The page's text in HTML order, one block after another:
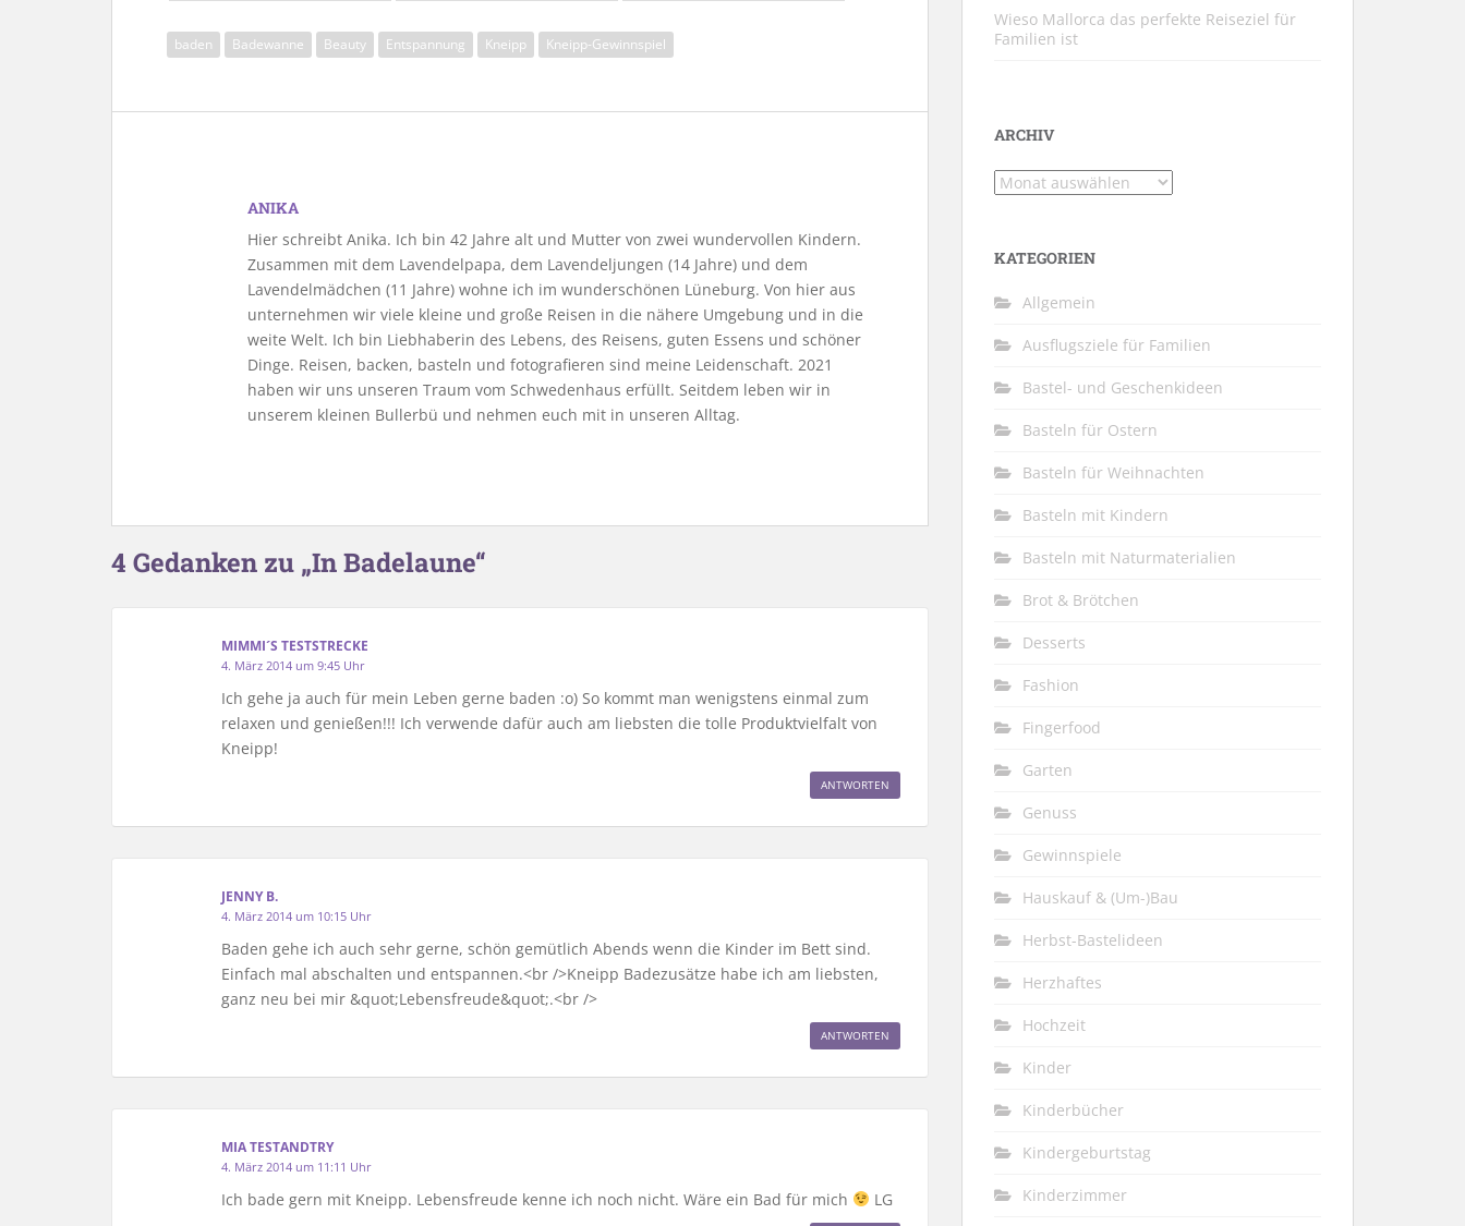
baden Badewanne Beauty Entspannung Kneipp Kneipp-Gewinnspiel
ANIKA
Hier schreibt Anika. Ich bin 42 Jahre alt und Mutter von zwei wundervollen Kindern.
Zusammen mit dem Lavendelpapa, dem Lavendeljungen (14 Jahre) und dem
Lavendelmädchen (11 Jahre) wohne ich im wunderschönen Lüneburg. Von hier aus
unternehmen wir viele kleine und große Reisen in die nähere Umgebung und in die
weite Welt. Ich bin Liebhaberin des Lebens, des Reisens, guten Essens und schöner
Dinge. Reisen, backen, basteln und fotografieren sind meine Leidenschaft. 2021
haben wir uns unseren Traum vom Schwedenhaus erfüllt. Seitdem leben wir in
unserem kleinen Bullerbü und nehmen euch mit in unseren Alltag.
4 Gedanken zu „In Badelaune“
MIMMI´S TESTSTRECKE
4. März 2014 um 9:45 Uhr
Ich gehe ja auch für mein Leben gerne baden :o) So kommt man wenigstens einmal zum
relaxen und genießen!!! Ich verwende dafür auch am liebsten die tolle Produktvielfalt von
Kneipp!
ANTWORTEN
JENNY B.
4. März 2014 um 10:15 Uhr
Baden gehe ich auch sehr gerne, schön gemütlich Abends wenn die Kinder im Bett sind.
Einfach mal abschalten und entspannen.<br />Kneipp Badezusätze habe ich am liebsten,
ganz neu bei mir &quot;Lebensfreude&quot;.<br />
ANTWORTEN
MIA TESTANDTRY
4. März 2014 um 11:11 Uhr
Ich bade gern mit Kneipp. Lebensfreude kenne ich noch nicht. Wäre ein Bad für mich LG
Wieso Mallorca das perfekte Reiseziel für
Familien ist
ARCHIV
Archiv
KATEGORIEN
Allgemein
Ausflugsziele für Familien
Bastel- und Geschenkideen
Basteln für Ostern
Basteln für Weihnachten
Basteln mit Kindern
Basteln mit Naturmaterialien
Brot & Brötchen
Desserts
Fashion
Fingerfood
Garten
Genuss
Gewinnspiele
Hauskauf & (Um-)Bau
Herbst-Bastelideen
Herzhaftes
Hochzeit
Kinder
Kinderbücher
Kindergeburtstag
Kinderzimmer